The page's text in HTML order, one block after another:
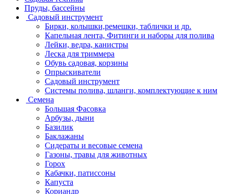
Пруды, бассейны
Садовый инструмент
Бирки, колышки,ремешки, таблички и др.
Капельная лента, Фитинги и наборы для полива
Лейки, ведра, канистры
Леска для триммера
Обувь садовая, корзины
Опрыскиватели
Садовый инструмент
Системы полива, шланги, комплектующие к ним
Семена
Большая Фасовка
Арбузы, дыни
Базилик
Баклажаны
Сидераты и весовые семена
Газоны, травы для животных
Горох
Кабачки, патиссоны
Капуста
Кориандр